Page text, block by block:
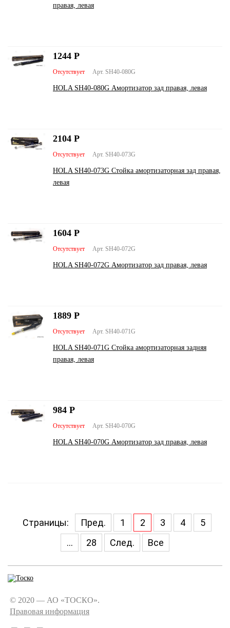
правая, левая
Арт. SH40-080G
Отсутствует
HOLA SH40-080G Амортизатор зад правая, левая
1244 Р
Арт. SH40-073G
Отсутствует
HOLA SH40-073G Стойка амортизаторная зад правая,
левая
2104 Р
Арт. SH40-072G
Отсутствует
HOLA SH40-072G Амортизатор зад правая, левая
1604 Р
Арт. SH40-071G
Отсутствует
HOLA SH40-071G Стойка амортизаторная задняя
правая, левая
1889 Р
Арт. SH40-070G
Отсутствует
HOLA SH40-070G Амортизатор зад правая, левая
984 Р
Страницы: Пред. 1 2 3 4
5
...
28 След. Все
© 2020 — АО «ТОСКО».
Правовая информация